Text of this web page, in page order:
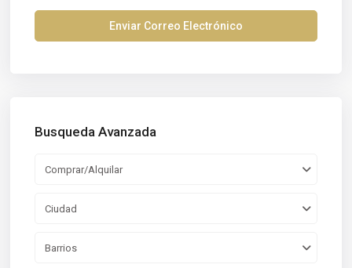
Busqueda Avanzada
Comprar/Alquilar
Ciudad
Barrios